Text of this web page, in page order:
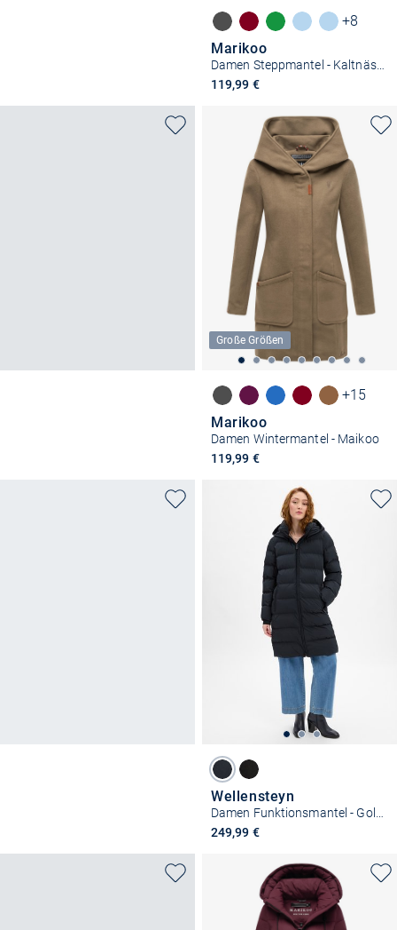
+8
Marikoo
Damen Steppmantel - Kaltnäschen 16
119,99 €
Große Größen
+15
Marikoo
Damen Wintermantel - Maikoo
119,99 €
Wellensteyn
249,99 €